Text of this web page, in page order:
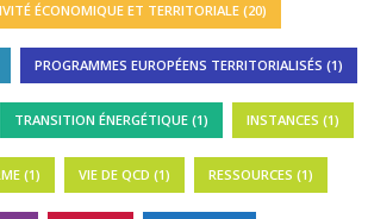
ÉCONOMIQUE ET TERRITORIALE (20)
PROGRAMMES EUROPÉENS TERRITORIALISÉS (1)
TRANSITION ÉNERGÉTIQUE (1) INSTANCES (1)
(1) VIE DE QCD (1) RESSOURCES (1)